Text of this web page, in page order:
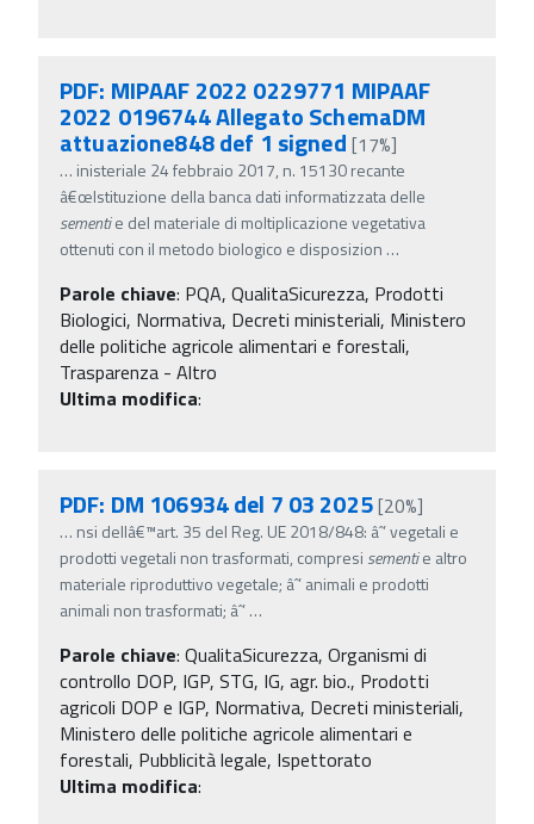
PDF: MIPAAF 2022 0229771 MIPAAF
2022 0196744 Allegato SchemaDM
attuazione848 def 1 signed [17%]
… inisteriale 24 febbraio 2017, n. 15130 recante
â€œIstituzione della banca dati informatizzata delle
sementie del materiale di moltiplicazione vegetativa
ottenuti con il metodo biologico e disposizion …
Parole chiave: PQA, QualitaSicurezza, Prodotti
Biologici, Normativa, Decreti ministeriali, Ministero
delle politiche agricole alimentari e forestali,
Trasparenza - Altro
Ultima modifica:
PDF: DM 106934 del 7 03 2025[20%]
… nsi dellâ€™art. 35 del Reg. UE 2018/848: âˆ’ vegetali e
prodotti vegetali non trasformati, compresi sementie altro
materiale riproduttivo vegetale; âˆ’ animali e prodotti
animali non trasformati; âˆ’…
Parole chiave: QualitaSicurezza, Organismi di
controllo DOP, IGP, STG, IG, agr. bio., Prodotti
agricoli DOP e IGP, Normativa, Decreti ministeriali,
Ministero delle politiche agricole alimentari e
forestali, Pubblicità legale, Ispettorato
Ultima modifica: